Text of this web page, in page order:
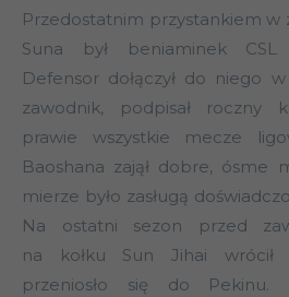
Przedostatnim przystankiem w
Suna był beniaminek CSL
Defensor dołączył do niego
zawodnik, podpisał roczny
prawie wszystkie mecze
Baoshana zajął dobre, ósme
mierze było zasługą
Na ostatni sezon przed
na kołku Sun Jihai
przeniosło się do Pekinu.